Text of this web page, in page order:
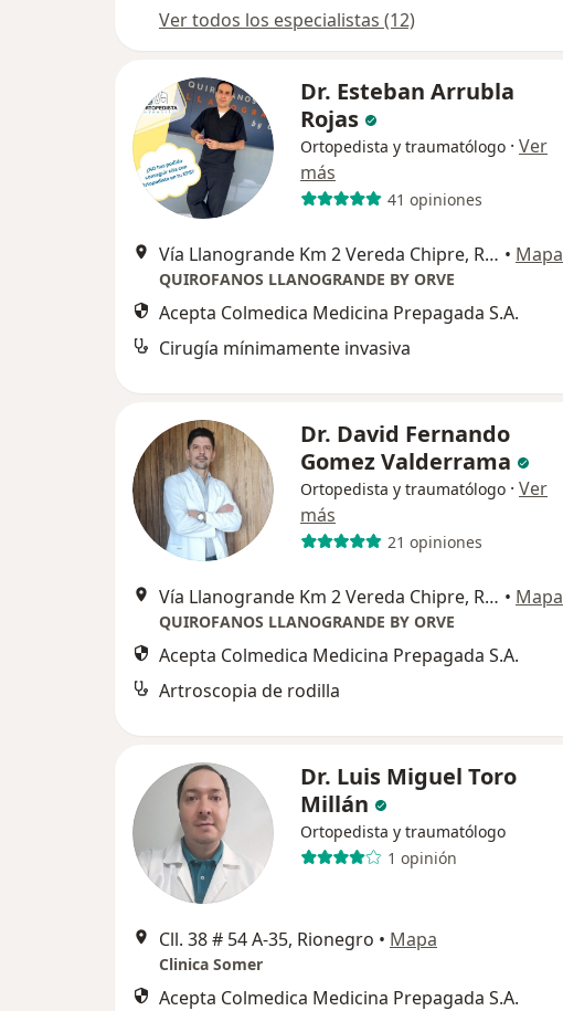
Ver todos los especialistas (12)
Dr. Esteban Arrubla
Rojas
Ortopedista y traumatólogo · Ver
más
41 opiniones
Vía Llanogrande Km 2 Vereda Chipre, Rionegro • Mapa
QUIROFANOS LLANOGRANDE BY ORVE
Acepta Colmedica Medicina Prepagada S.A.
Cirugía mínimamente invasiva
Dr. David Fernando
Gomez Valderrama
Ortopedista y traumatólogo · Ver
más
21 opiniones
Vía Llanogrande Km 2 Vereda Chipre, Rionegro • Mapa
QUIROFANOS LLANOGRANDE BY ORVE
Acepta Colmedica Medicina Prepagada S.A.
Artroscopia de rodilla
Dr. Luis Miguel Toro
Millán
Ortopedista y traumatólogo
1 opinión
Cll. 38 # 54 A-35, Rionegro • Mapa
Clinica Somer
Acepta Colmedica Medicina Prepagada S.A.